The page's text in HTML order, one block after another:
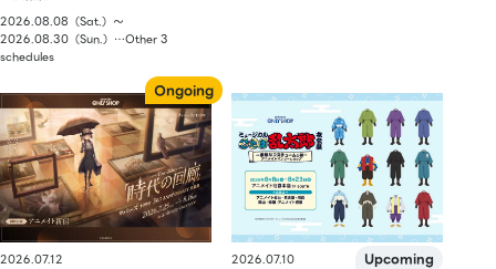
2026.08.08（Sat.）〜
2026.08.30（Sun.）…Other 3
schedules
2026.07.12 2026.07.10